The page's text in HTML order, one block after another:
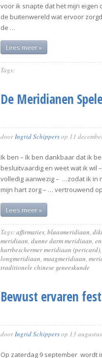
voor ik snapte dat het mijn
de buitenwereld wat ervoor
de …
Lees meer »
Tags:
De Meridianen
doorIngrid Schippersop 11
Ik ben – Ik ben dankbaar dat ik
besluitvaardig en weet wat ik wil
volledig aanwezig – …zodat ik in
mijn hart zorg – … vertrouwend
Lees meer »
Tags:affirmaties, blaasmeridiaan,
meridiaan, dunne darm meridiaan,
hartbeschermer meridiaan (pericard),
longmeridiaan, maagmeridiaan,
traditionele chinese geneeskunde
Bewust ervaren
doorIngrid Schippersop 13
Op zaterdag 9 september wordt